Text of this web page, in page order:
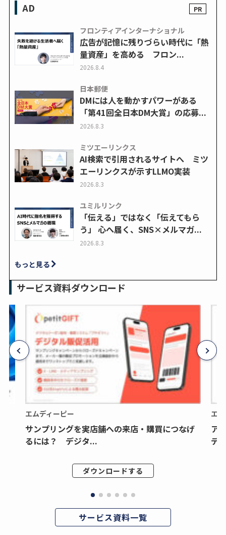
AD
フロンティアインターナショナル
広告が記憶に残りづらい時代に「熱
量資産」を高める フロン...
2026.8.4
日本郵便
DMには人を動かすパワーがある
「第41回全日本DM大賞」の応募...
2026.8.3
ミツエーリンクス
AI検索で引用されるサイトへ ミツ
エーリンクスが示すLLMO実装
2026.8.3
ユミルリンク
「伝える」ではなく「伝えてもら
う」 心へ届く、SNS×メルマガ...
2026.8.3
もっと見る
サービス資料ダウンロード
エムディーピー
サンプリングを実店舗への来店・購買につなげ
るには？ デジタ...
ダウンロードする
エ
ア
デ
サービス資料一覧